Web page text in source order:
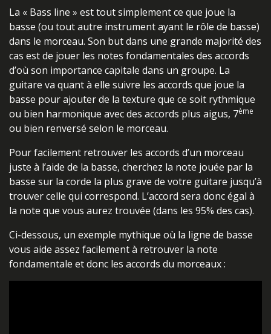
La « Bass line » est tout simplement ce que joue la
basse (ou tout autre instrument ayant le rôle de basse)
dans le morceau. Son but dans une grande majorité des
cas est de jouer les notes fondamentales des accords
d’où son importance capitale dans un groupe. La
guitare va quant à elle suivre les accords que joue la
basse pour ajouter de la texture que ce soit rythmique
ou bien harmonique avec des accords plus aigus, 7ème
ou bien renversé selon le morceau.
Pour facilement retrouver les accords d’un morceau
juste à l’aide de la basse, cherchez la note jouée par la
basse sur la corde la plus grave de votre guitare jusqu’à
trouver celle qui correspond. L’accord sera donc égal à
la note que vous aurez trouvée (dans les 95% des cas).
Ci-dessous, un exemple mythique où la ligne de basse
vous aide assez facilement à retrouver la note
fondamentale et donc les accords du morceaux :